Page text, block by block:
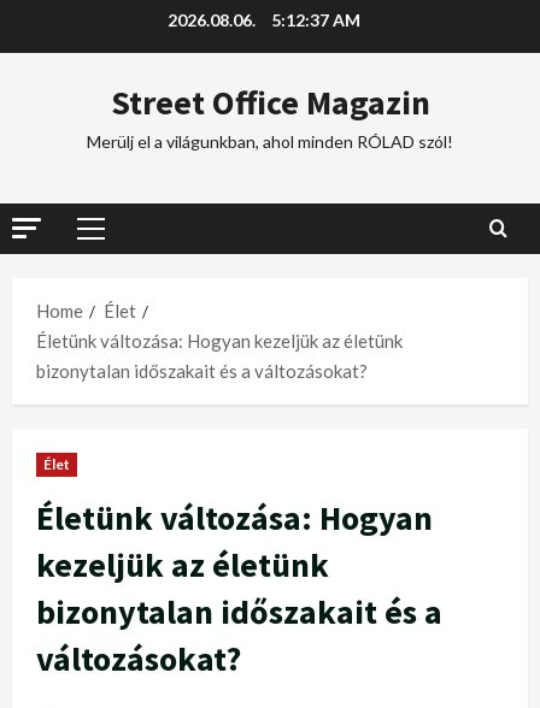
2026.08.06. 5:12:38 AM
Street Office Magazin
Merülj el a világunkban, ahol minden RÓLAD szól!
Home
Élet
Életünk változása: Hogyan kezeljük az életünk
bizonytalan időszakait és a változásokat?
Élet
Életünk változása: Hogyan
kezeljük az életünk
bizonytalan időszakait és a
változásokat?